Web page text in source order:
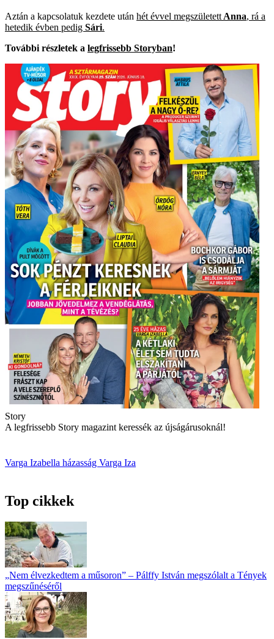
Aztán a kapcsolatuk kezdete után hét évvel megszületett Anna, rá a
hetedik évben pedig Sári.
További részletek a legfrissebb Storyban!
Story
A legfrissebb Story magazint keressék az újságárusoknál!
Varga Izabella házasság Varga Iza
Top cikkek
„Nem élvezkedtem a műsoron” – Pálffy István megszólalt a Tények
megszűnéséről